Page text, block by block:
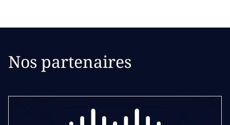
Nos partenaires